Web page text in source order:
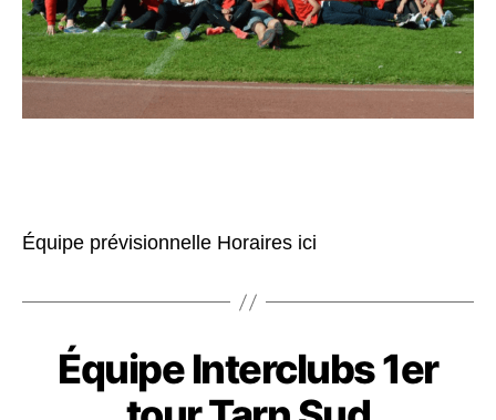
Équipe prévisionnelle Horaires ici
Équipe Interclubs 1er